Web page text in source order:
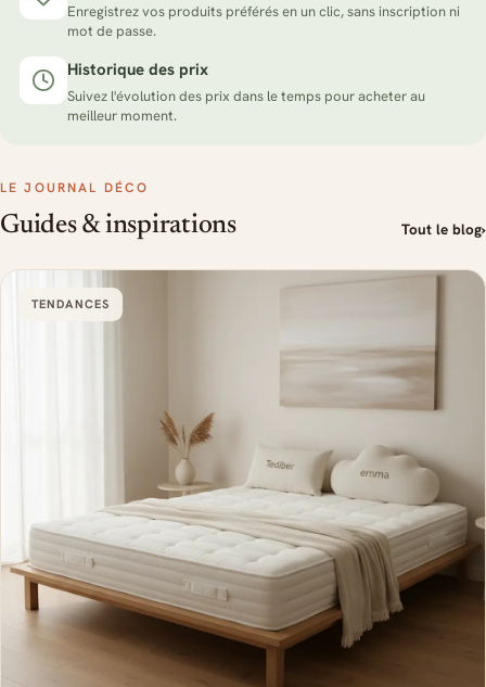
Enregistrez vos produits préférés en un clic, sans inscription ni
mot de passe.
Historique des prix
Suivez l'évolution des prix dans le temps pour acheter au
meilleur moment.
LE JOURNAL DÉCO
Guides & inspirations Tout le blog›
TENDANCES